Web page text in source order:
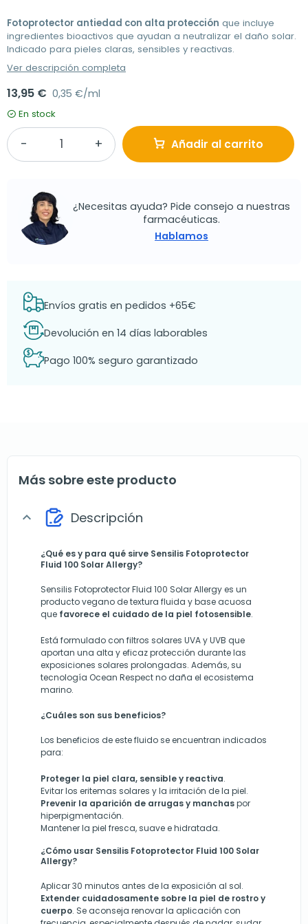
Fotoprotector antiedad con alta protección que incluye
ingredientes bioactivos que ayudan a neutralizar el daño solar.
Indicado para pieles claras, sensibles y reactivas.
Ver descripción completa
13,95 € 0,35 €/ml
En stock
Añadir al carrito
¿Necesitas ayuda? Pide consejo a nuestras
farmacéuticas.
Hablamos
Envíos gratis en pedidos +65€
Devolución en 14 días laborables
Pago 100% seguro garantizado
Más sobre este producto
expand_more Descripción
¿Qué es y para qué sirve Sensilis Fotoprotector
Fluid 100 Solar Allergy?
Sensilis Fotoprotector Fluid 100 Solar Allergy es un
producto vegano de textura fluida y base acuosa
que favorece el cuidado de la piel fotosensible.
Está formulado con filtros solares UVA y UVB que
aportan una alta y eficaz protección durante las
exposiciones solares prolongadas. Además, su
tecnología Ocean Respect no daña el ecosistema
marino.
¿Cuáles son sus beneficios?
Los beneficios de este fluido se encuentran indicados
para:
Proteger la piel clara, sensible y reactiva.
Evitar los eritemas solares y la irritación de la piel.
Prevenir la aparición de arrugas y manchaspor
hiperpigmentación.
Mantener la piel fresca, suave e hidratada.
¿Cómo usar Sensilis Fotoprotector Fluid 100 Solar
Allergy?
Aplicar 30 minutos antes de la exposición al sol.
Extender cuidadosamente sobre la piel de rostro y
cuerpo. Se aconseja renovar la aplicación con